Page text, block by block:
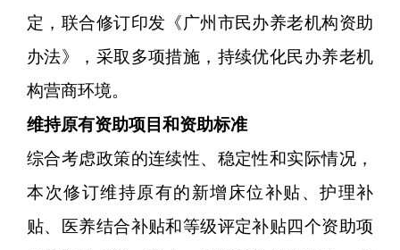
定，联合修订印发《广州市民办养老机构资助
办法》，采取多项措施，持续优化民办养老机
构营商环境。
维持原有资助项目和资助标准
综合考虑政策的连续性、稳定性和实际情况，
本次修订维持原有的新增床位补贴、护理补
贴、医养结合补贴和等级评定补贴四个资助项